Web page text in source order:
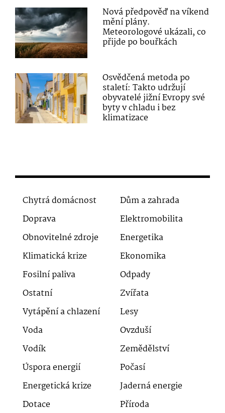
Nová předpověď na víkend
mění plány.
Meteorologové ukázali, co
přijde po bouřkách
Osvědčená metoda po
staletí: Takto udržují
obyvatelé jižní Evropy své
byty v chladu i bez
klimatizace
Chytrá domácnost
Dům a zahrada
Doprava
Elektromobilita
Obnovitelné zdroje
Energetika
Klimatická krize
Ekonomika
Fosilní paliva
Odpady
Ostatní
Zvířata
Vytápění a chlazení
Lesy
Voda
Ovzduší
Vodík
Zemědělství
Úspora energií
Počasí
Energetická krize
Jaderná energie
Dotace
Příroda